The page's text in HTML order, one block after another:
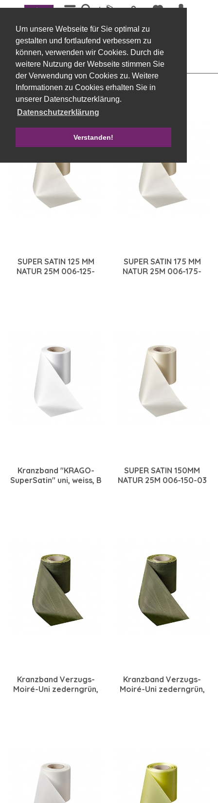
Um unsere Webseite für Sie optimal zu
gestalten und fortlaufend verbessern zu
können, verwenden wir Cookies. Durch die
weitere Nutzung der Webseite stimmen Sie
der Verwendung von Cookies zu. Weitere
Informationen zu Cookies erhalten Sie in
unserer Datenschutzerklärung.
Datenschutzerklärung
Verstanden!
Menü
Kranzbänder
Filtern
SUPER SATIN 125 MM
NATUR 25M 006-125-
SUPER SATIN 175 MM
NATUR 25M 006-175-
Kranzband "KRAGO-
SuperSatin" uni, weiss, B
SUPER SATIN 150MM
NATUR 25M 006-150-03
Kranzband Verzugs-
Moiré-Uni zederngrün,
Kranzband Verzugs-
Moiré-Uni zederngrün,